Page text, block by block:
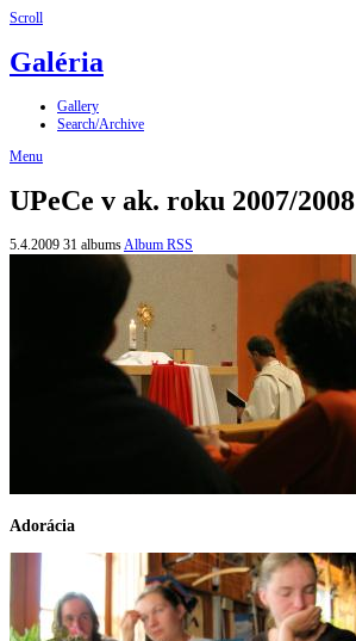
Scroll
Galéria
Gallery
Search/Archive
Menu
UPeCe v ak. roku 2007/2008
5.4.2009 31 albumsAlbum RSS
Adorácia